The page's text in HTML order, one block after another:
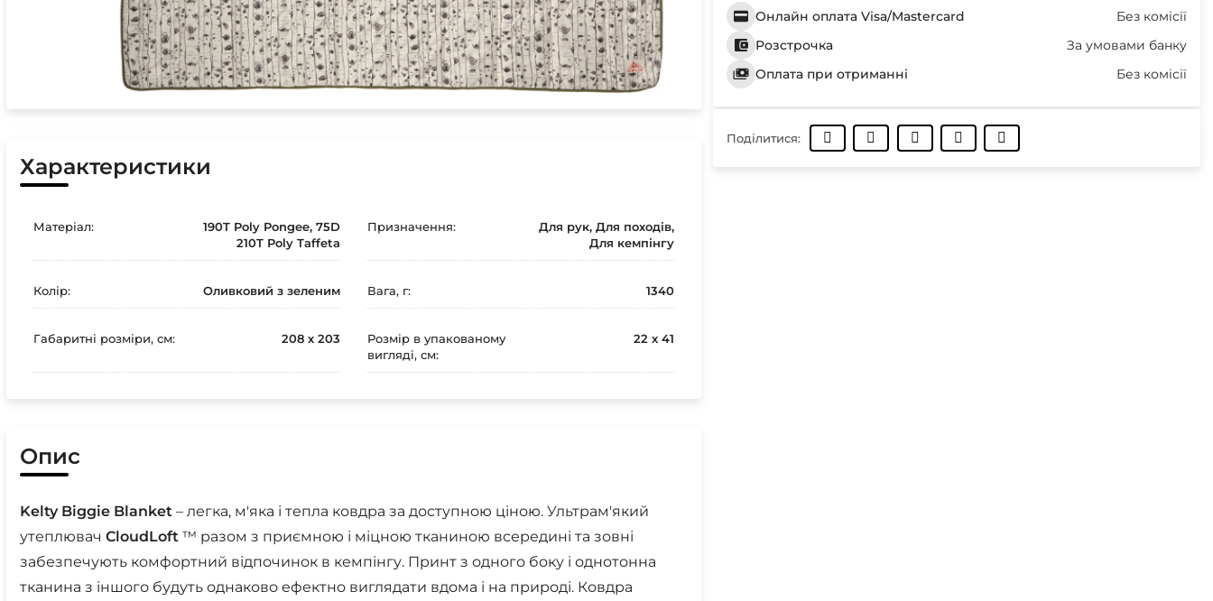
Онлайн оплата Visa/Mastercard
Без комісії
Розстрочка
За умовами банку
Оплата при отриманні
Без комісії
Поділитися:
Характеристики
Матеріал:
190T Poly Pongee, 75D
210T Poly Taffeta
Призначення:
Для рук, Для походів,
Для кемпінгу
Колір: Оливковий з зеленим Вага, г: 1340
Габаритні розміри, см: 208 х 203
Розмір в упакованому
вигляді, см:
22 x 41
Опис
Kelty Biggie Blanket – легка, м'яка і тепла ковдра за доступною ціною. Ультрам'який
утеплювач CloudLoft ™ разом з приємною і міцною тканиною всередині та зовні
забезпечують комфортний відпочинок в кемпінгу. Принт з одного боку і однотонна
тканина з іншого будуть однаково ефектно виглядати вдома і на природі. Ковдра